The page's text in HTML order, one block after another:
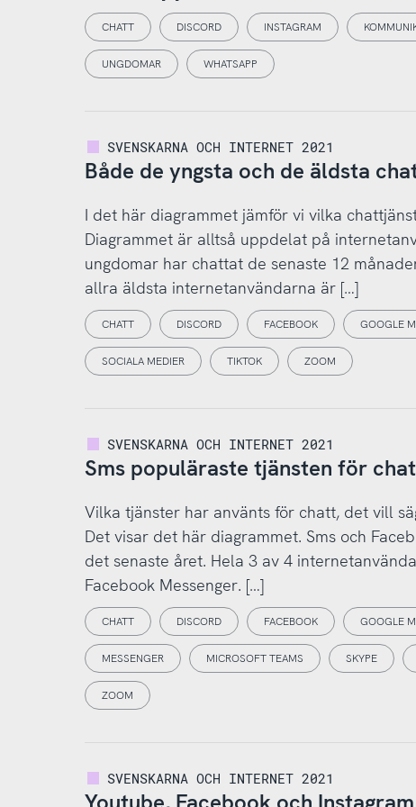
CHATT DISCORD INSTAGRAM
UNGDOMAR WHATSAPP
SVENSKARNA OCH INTERNET 2021
Både de yngsta och de äldsta
I det här diagrammet jämför vi vilka
Diagrammet är alltså uppdelat på
ungdomar har chattat de senaste 12
allra äldsta internetanvändarna är […]
CHATT DISCORD FACEBOOK GOOGLE
SOCIALA MEDIER TIKTOK ZOOM
SVENSKARNA OCH INTERNET 2021
Sms populäraste tjänsten för
Vilka tjänster har använts för chatt, det vill
Det visar det här diagrammet. Sms och
det senaste året. Hela 3 av 4
Facebook Messenger. […]
CHATT DISCORD FACEBOOK GOOGLE
MESSENGER MICROSOFT TEAMS SKYPE
ZOOM
SVENSKARNA OCH INTERNET 2021